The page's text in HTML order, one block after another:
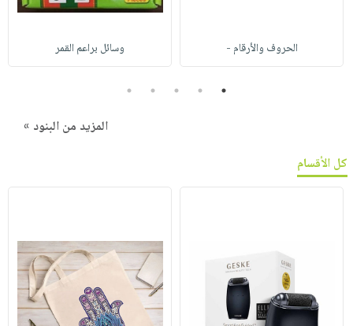
الحروف والأرقام - وسائل براعم القمر
1
2
3
4
5
المزيد من البنود »
كل الأقسام